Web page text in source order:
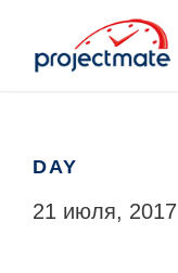
DAY
21 июля, 2017